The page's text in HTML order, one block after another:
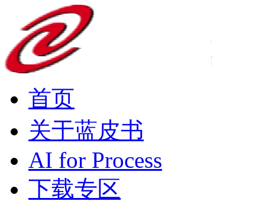
首页
关于蓝皮书
AI for Process
下载专区